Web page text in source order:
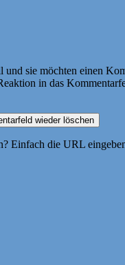
sie möchten einen
in das
Einfach die URL